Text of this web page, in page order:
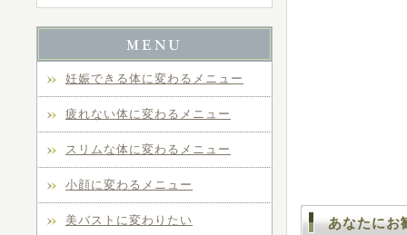
妊娠できる体に変わるメニュー
疲れない体に変わるメニュー
スリムな体に変わるメニュー
小顔に変わるメニュー
美バストに変わりたい あなたにお